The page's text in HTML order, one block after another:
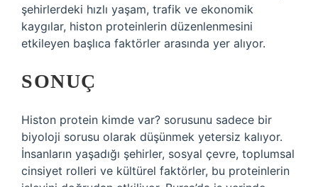
şehirlerdeki hızlı yaşam, trafik ve ekonomik
kaygılar, histon proteinlerin düzenlenmesini
etkileyen başlıca faktörler arasında yer alıyor.
SONUÇ
Histon protein kimde var? sorusunu sadece bir
biyoloji sorusu olarak düşünmek yetersiz kalıyor.
İnsanların yaşadığı şehirler, sosyal çevre, toplumsal
cinsiyet rolleri ve kültürel faktörler, bu proteinlerin